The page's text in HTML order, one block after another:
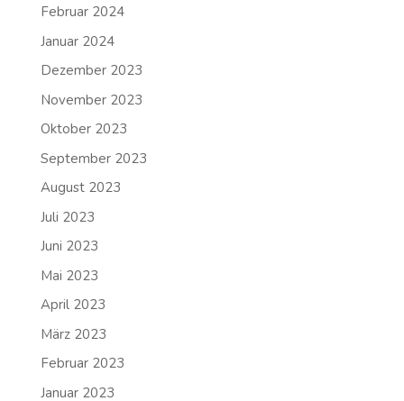
Februar 2024
Januar 2024
Dezember 2023
November 2023
Oktober 2023
September 2023
August 2023
Juli 2023
Juni 2023
Mai 2023
April 2023
März 2023
Februar 2023
Januar 2023